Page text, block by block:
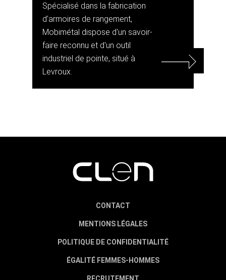
Spécialisé dans la fabrication
d'armoires de rangement,
Mobimétal dispose d'un savoir-
faire reconnu et d'un outil
industriel de pointe, situé à
Levroux.
CONTACT
MENTIONS LÉGALES
POLITIQUE DE CONFIDENTIALITÉ
ÉGALITÉ FEMMES-HOMMES